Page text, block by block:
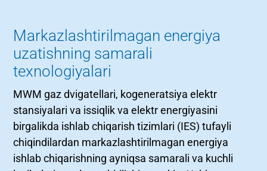
Markazlashtirilmagan energiya
uzatishning samarali
texnologiyalari
MWM gaz dvigatellari, kogeneratsiya elektr
stansiyalari va issiqlik va elektr energiyasini
birgalikda ishlab chiqarish tizimlari (IES) tufayli
chiqindilardan markazlashtirilmagan energiya
ishlab chiqarishning ayniqsa samarali va kuchli